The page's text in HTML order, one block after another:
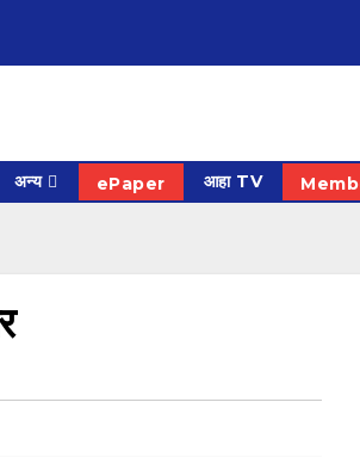
अन्य ePaper आहा TV